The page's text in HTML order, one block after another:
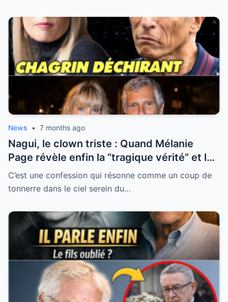
News • 7 months ago
Nagui, le clown triste : Quand Mélanie
Page révèle enfin la “tragique vérité” et les
blessures secrètes de l’animateur préféré
des Français
C’est une confession qui résonne comme un coup de
tonnerre dans le ciel serein du…